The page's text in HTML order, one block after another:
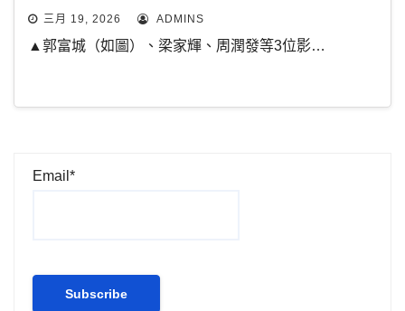
三月 19, 2026 ADMINS
▲郭富城（如圖）、梁家輝、周潤發等3位影…
Email*